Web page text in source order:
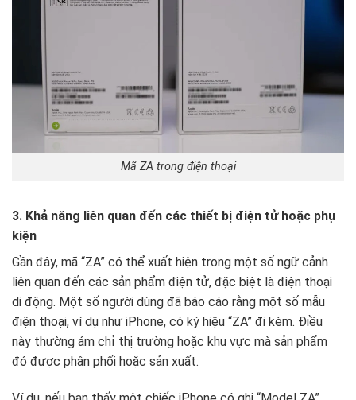
Mã ZA trong điện thoại
3. Khả năng liên quan đến các thiết bị điện tử hoặc phụ
kiện
Gần đây, mã “ZA” có thể xuất hiện trong một số ngữ cảnh
liên quan đến các sản phẩm điện tử, đặc biệt là điện thoại
di động. Một số người dùng đã báo cáo rằng một số mẫu
điện thoại, ví dụ như iPhone, có ký hiệu “ZA” đi kèm. Điều
này thường ám chỉ thị trường hoặc khu vực mà sản phẩm
đó được phân phối hoặc sản xuất.